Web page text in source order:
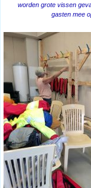
worden grote vissen
gasten mee